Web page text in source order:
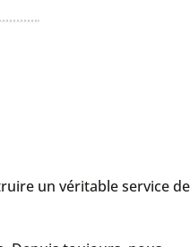
un véritable service de